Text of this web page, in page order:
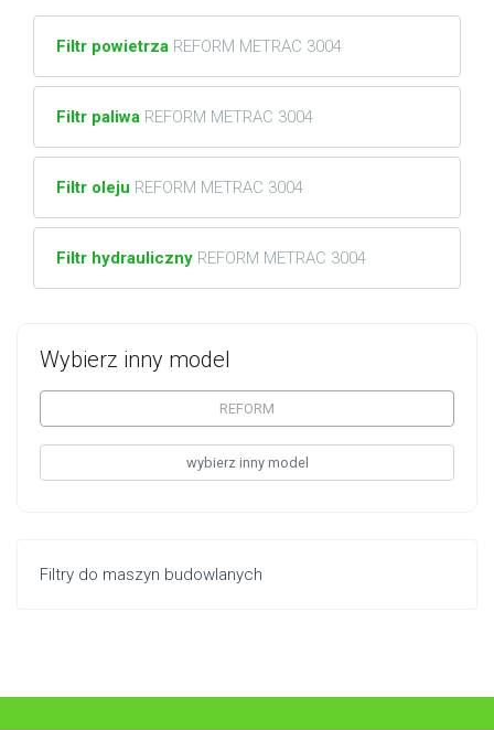
Wybierz inny model
REFORM
wybierz inny model
Filtry do maszyn budowlanych
Filtr powietrza REFORM METRAC 3004
Filtr paliwa REFORM METRAC 3004
Filtr oleju REFORM METRAC 3004
Filtr hydrauliczny REFORM METRAC 3004